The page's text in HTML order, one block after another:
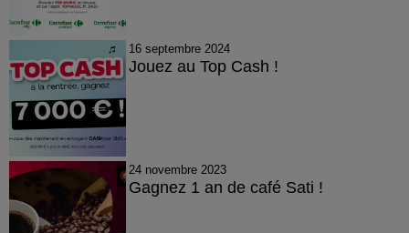
16 septembre 2024
Jouez au Top Cash !
24 novembre 2023
Gagnez 1 an de café Sati !